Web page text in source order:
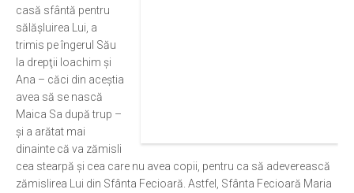
Pelerinaje
Ortodox în diaspora
Evenimente
Biserici și mănăstiri
Viață curată
Nevoințe contemporane
Familia de azi
casă sfântă pentru
sălăşluirea Lui, a
trimis pe îngerul Său
la drepţii Ioachim şi
Ana – căci din aceştia
avea să se nască
Maica Sa după trup –
şi a arătat mai
dinainte că va zămisli
cea stearpă şi cea care nu avea copii, pentru ca să adeverească
zămislirea Lui din Sfânta Fecioară. Astfel, Sfânta Fecioară Maria